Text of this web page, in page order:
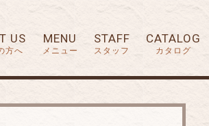
US
方へ
MENU
メニュー
STAFF
スタッフ
CATALOG
カタログ